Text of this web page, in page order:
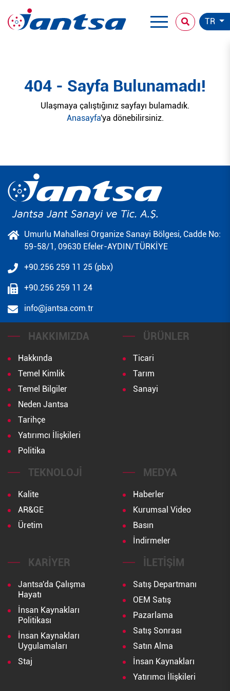
TR
404 - Sayfa Bulunamadı!
Ulaşmaya çalıştığınız sayfayı bulamadık.
Anasayfa'ya dönebilirsiniz.
Umurlu Mahallesi Organize Sanayi Bölgesi, Cadde No:
59-58/1, 09630 Efeler-AYDIN/TÜRKİYE
+90.256 259 11 25 (pbx)
+90.256 259 11 24
info@jantsa.com.tr
HAKKIMIZDA
Hakkında
Temel Kimlik
Temel Bilgiler
Neden Jantsa
Tarihçe
Yatırımcı İlişkileri
Politika
ÜRÜNLER
Ticari
Tarım
Sanayi
TEKNOLOJI
Kalite
AR&GE
Üretim
MEDYA
Haberler
Kurumsal Video
Basın
İndirmeler
KARIYER
Jantsa'da Çalışma
Hayatı
İnsan Kaynakları
Politikası
İnsan Kaynakları
Uygulamaları
Staj
İLETIŞIM
Satış Departmanı
OEM Satış
Pazarlama
Satış Sonrası
Satın Alma
İnsan Kaynakları
Yatırımcı İlişkileri